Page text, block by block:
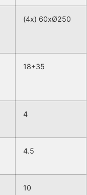
(4x) 60xØ250
18+35
4
4.5
10